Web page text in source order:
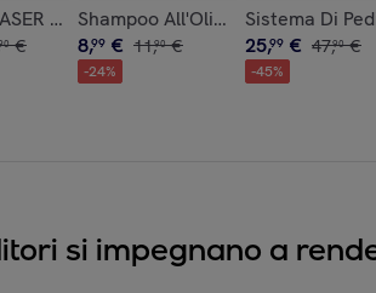
260w
CERAMICA 9500
€
Shampoo All'Olio Di Argan 225 Ml.
8,99 € 11,90 €
-24%
Sistema Di
25,99 € 47,90 €
-45%
si impegnano a